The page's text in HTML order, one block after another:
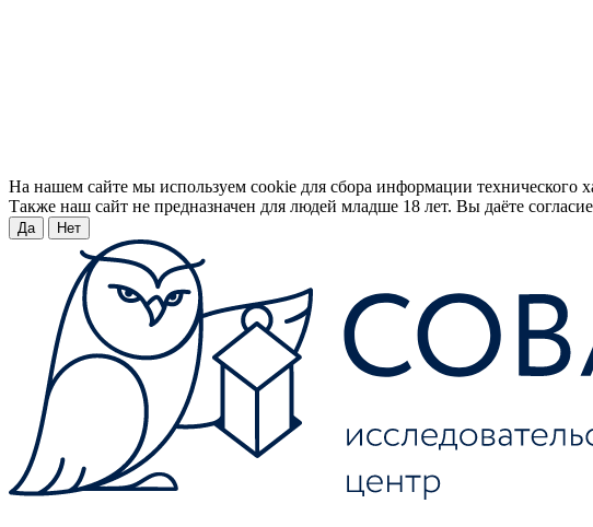
На нашем сайте мы используем cookie для сбора информации технического
Также наш сайт не предназначен для людей младше 18 лет. Вы даёте
Да Нет